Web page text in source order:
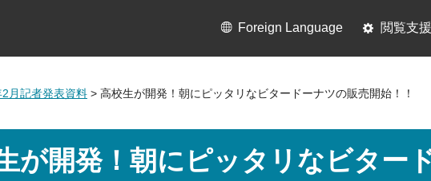
Foreign Language 閲覧支
月記者発表資料 > 高校生が開発！朝にピッタリなビタードーナツの販売開始！！
が開発！朝にピッタリなビター